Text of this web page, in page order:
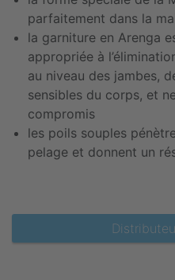
parfaitement dans la
la garniture en Arenga
appropriée à
au niveau des jambes,
sensibles du corps, et
compromis
les poils souples
pelage et donnent un